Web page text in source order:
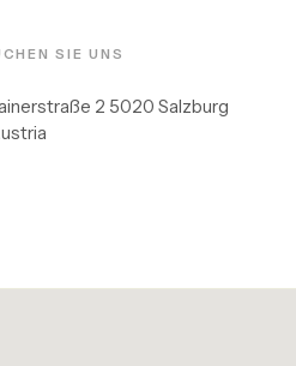
SIE UNS
2 5020 Salzburg